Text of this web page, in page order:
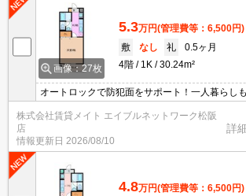
画像：27枚
5.3万円(管理費等：6,500円)
敷
なし 礼
0.5ヶ月
4階
1K 30.24m²
オートロックで防犯面をサポート！一人暮らし
ーホン付きのお部屋です。お部屋から訪問者を
キュリティ面はもちろん、知らない人やセール
株式会社賃貸メイト エイブルネットワーク松阪
店
情報更新日 2026/08/10
詳
4.8万円(管理費等：6,500円)